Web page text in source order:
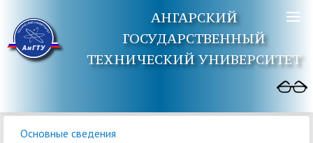
АНГАРСКИЙ
ГОСУДАРСТВЕННЫЙ
ТЕХНИЧЕСКИЙ УНИВЕРСИТЕТ
Основные сведения